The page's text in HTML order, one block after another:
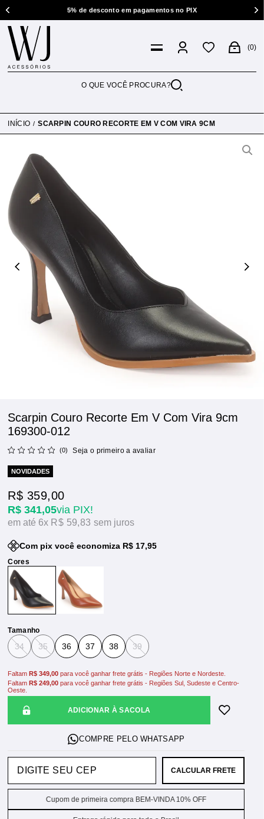
5% de desconto em pagamentos no PIX
0
INÍCIO SCARPIN COURO RECORTE EM V COM VIRA 9CM
Scarpin Couro Recorte Em V Com Vira 9cm
169300-012
(0) Seja o primeiro a avaliar
NOVIDADES
R$ 341,05via PIX!
R$ 359,00
6x R$ 59,83sem juros
Com pix você economiza R$ 17,95
Tamanho
34 35 36 37 38 39
ADICIONAR À SACOLA
Faltam R$ 349,00 para você ganhar frete grátis - Regiões Norte e Nordeste.
Faltam R$ 249,00 para você ganhar frete grátis - Regiões Sul, Sudeste e Centro-
Oeste.
CALCULAR FRETE
Cupom de primeira compra BEM-VINDA 10% OFF